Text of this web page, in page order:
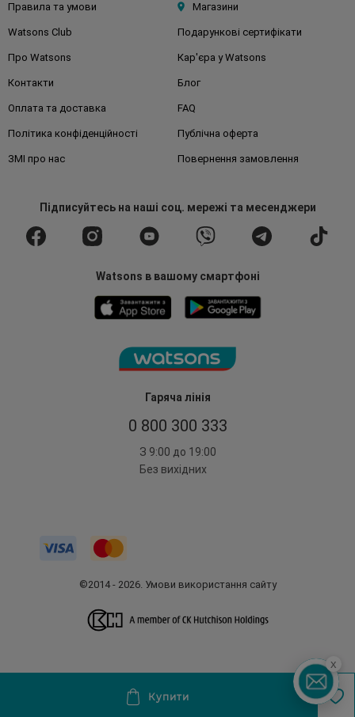
Гаряча лінія
0 800 300 333
З 9:00 до 19:00
Без вихідних
Правила та умови Магазини
Watsons Club Подарункові сертифікати
Про Watsons Кар'єра у Watsons
Контакти Блог
Оплата та доставка FAQ
Політика конфіденційності Публічна оферта
ЗМІ про нас Повернення замовлення
Підписуйтесьна наші соц. мережі та месенджери
Watsons в вашому смартфоні
©2014 - 2026. Умови використання сайту
x